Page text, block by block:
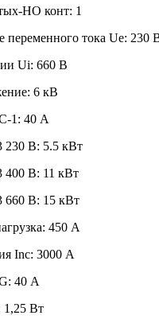
НО конт: 1
переменного тока Ue: 230
Ui: 660 В
6 кВ
1: 40 А
230 В: 5.5 кВт
400 В: 11 кВт
660 В: 15 кВт
450 А
Inc: 3000 А
40 А
1,25 Вт